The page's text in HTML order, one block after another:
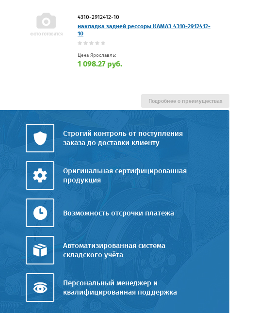
4310-2912412-10
накладка задней рессоры КАМАЗ 4310-2912412-
10
Цена Ярославль:
1 098.27 руб.
Строгий контроль от поступления
заказа до доставки клиенту
Оригинальная сертифицированная
продукция
Возможность отсрочки платежа
Автоматизированная система
складского учёта
Персональный менеджер и
квалифицированная поддержка
Подробнее о преимуществах